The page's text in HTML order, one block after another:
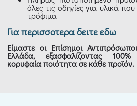
όλες τις οδηγίες για υλικά
τρόφιμα
Για περισσοτερα δειτε εδω
Είμαστε οι Επίσημοι
Ελλάδα, εξασφαλίζοντας
κορυφαία ποιότητα σε κάθε προϊόν.